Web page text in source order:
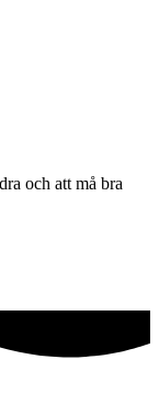
och att må bra